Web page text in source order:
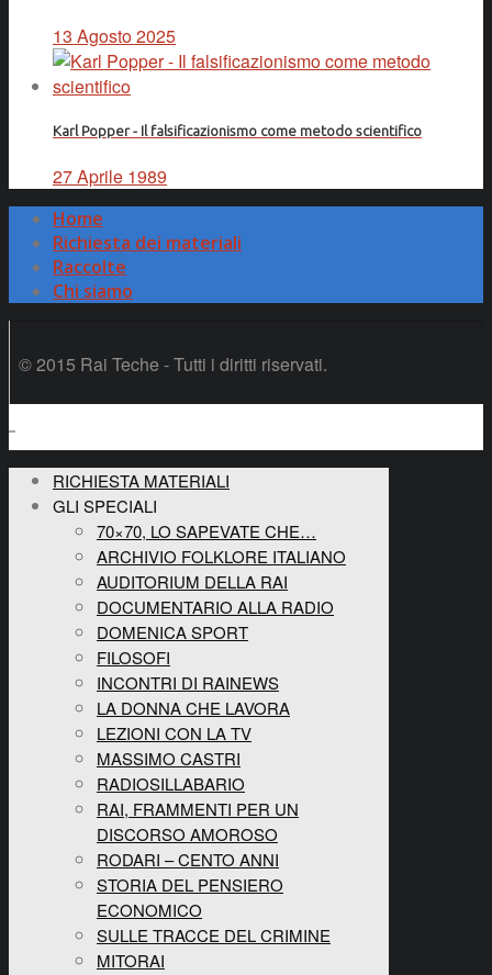
13 Agosto 2025
Karl Popper - Il falsificazionismo come metodo scientifico
27 Aprile 1989
Home
Richiesta dei materiali
Raccolte
Chi siamo
© 2015 Rai Teche - Tutti i diritti riservati.
RICHIESTA MATERIALI
GLI SPECIALI
70×70, LO SAPEVATE CHE…
ARCHIVIO FOLKLORE ITALIANO
AUDITORIUM DELLA RAI
DOCUMENTARIO ALLA RADIO
DOMENICA SPORT
FILOSOFI
INCONTRI DI RAINEWS
LA DONNA CHE LAVORA
LEZIONI CON LA TV
MASSIMO CASTRI
RADIOSILLABARIO
RAI, FRAMMENTI PER UN
DISCORSO AMOROSO
RODARI – CENTO ANNI
STORIA DEL PENSIERO
ECONOMICO
SULLE TRACCE DEL CRIMINE
MITORAI